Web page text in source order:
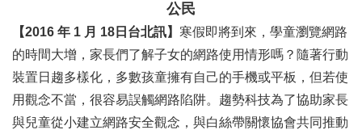
公民
【2016 年 1 月 18日台北訊】 寒假即將到來，學童瀏覽網路
的時間大增，家長們了解子女的網路使用情形嗎？隨著行動
裝置日趨多樣化，多數孩童擁有自己的手機或平板，但若使
用觀念不當，很容易誤觸網路陷阱。 趨勢科技為了協助家長
與兒童從小建立網路安全觀念，與白絲帶關懷協會共同推動